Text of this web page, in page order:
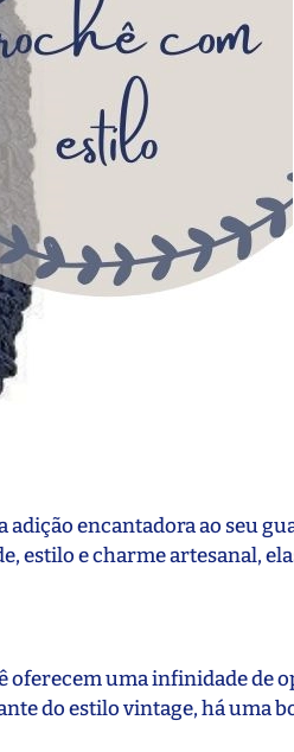
adição encantadora ao seu
estilo e charme artesanal,
oferecem uma infinidade de
do estilo vintage, há uma